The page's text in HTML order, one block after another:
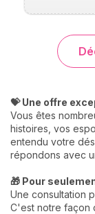
💝 Une offre
Vous êtes
histoires, vos
entendu votre
répondons avec
🎁 Pour
Une consultation
C'est notre façon